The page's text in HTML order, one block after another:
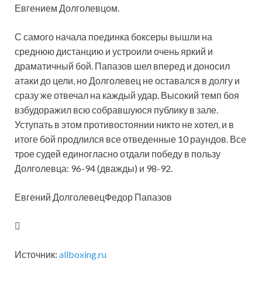
Евгением Долголевцом.
С самого начала поединка боксеры вышли на
среднюю дистанцию и устроили очень яркий и
драматичный бой. Папазов шел вперед и доносил
атаки до цели, но Долголевец не оставался в долгу и
сразу же отвечал на каждый удар. Высокий темп боя
взбудоражил всю собравшуюся публику в зале.
Уступать в этом противостоянии никто не хотел, и в
итоге бой продлился все отведенные 10 раундов. Все
трое судей единогласно отдали победу в пользу
Долголевца: 96-94 (дважды) и 98-92.
Евгений ДолголевецФедор Папазов
Источник: allboxing.ru